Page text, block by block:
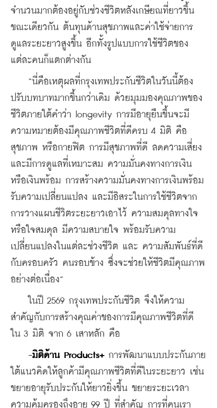
จำนวนมากต้องอยู่กับช่วงชีวิตหลังเกษียณที่ยาวขึ้น
ขณะเดียวกัน ต้นทุนด้านสุขภาพและค่าใช้จ่ายการ
ดูแลระยะยาวสูงขึ้น อีกทั้งรูปแบบการใช้ชีวิตของ
แต่ละคนก็แตกต่างกัน
“นี่คือเหตุผลที่กรุงเทพประกันชีวิตในวันนี้ต้อง
ปรับบทบาทมากขึ้นกว่าเดิม ด้วยมุมมองคุณภาพของ
ชีวิตภายใต้คำว่า longevity การมีอายุยืนขึ้นจะมี
ความหมายต้องมีคุณภาพชีวิตที่ดีครบ 4 มิติ คือ
สุขภาพ หรือกายฟิต การมีสุขภาพที่ดี ลดความเสี่ยง
และมีการดูแลที่เหมาะสม ความมั่นคงทางการเงิน
หรือเงินพร้อม การสร้างความมั่นคงทางการเงินพร้อม
รับความเปลี่ยนแปลง และมีอิสระในการใช้ชีวิตจาก
การวางแผนชีวิตระยะยาวเอาไว้ ความสมดุลทางใจ
หรือใจสมดุล มีความสบายใจ พร้อมรับความ
เปลี่ยนแปลงในแต่ละช่วงชีวิต และ ความสัมพันธ์ที่ดี
กับครอบครัว คนรอบข้าง ซึ่งจะช่วยให้ชีวิตมีคุณภาพ
อย่างต่อเนื่อง”
ในปี 2569 กรุงเทพประกันชีวิต จึงให้ความ
สำคัญกับการสร้างคุณค่าของการมีคุณภาพชีวิตที่ดี
ใน 3 มิติ จาก 6 เสาหลัก คือ
-มิติด้าน Products+ การพัฒนาแบบประกันภาย
ใต้แนวคิดให้ลูกค้ามีคุณภาพชีวิตที่ดีในระยะยาว เช่น
ขยายอายุรับประกันให้ยาวยิ่งขึ้น ขยายระยะเวลา
ความคุ้มครองถึงอายุ 99 ปี ที่สำคัญ การที่คนเรา